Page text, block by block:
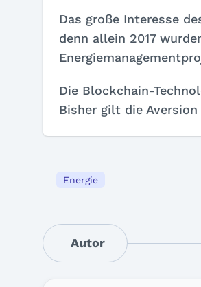
Das große Interesse
denn allein 2017
Die Blockchain-
Bisher gilt die
Energie
Autor